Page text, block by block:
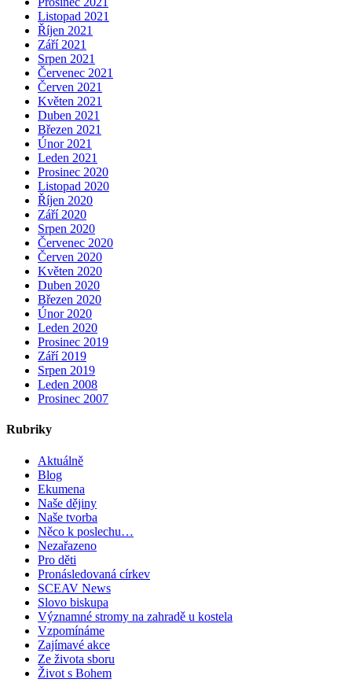
Listopad 2021
Říjen 2021
Září 2021
Srpen 2021
Červenec 2021
Červen 2021
Květen 2021
Duben 2021
Březen 2021
Únor 2021
Leden 2021
Prosinec 2020
Listopad 2020
Říjen 2020
Září 2020
Srpen 2020
Červenec 2020
Červen 2020
Květen 2020
Duben 2020
Březen 2020
Únor 2020
Leden 2020
Prosinec 2019
Září 2019
Srpen 2019
Leden 2008
Prosinec 2007
Rubriky
Aktuálně
Blog
Ekumena
Naše dějiny
Naše tvorba
Něco k poslechu…
Nezařazeno
Pro děti
Pronásledovaná církev
SCEAV News
Slovo biskupa
Významné stromy na zahradě u kostela
Vzpomínáme
Zajímavé akce
Ze života sboru
Život s Bohem